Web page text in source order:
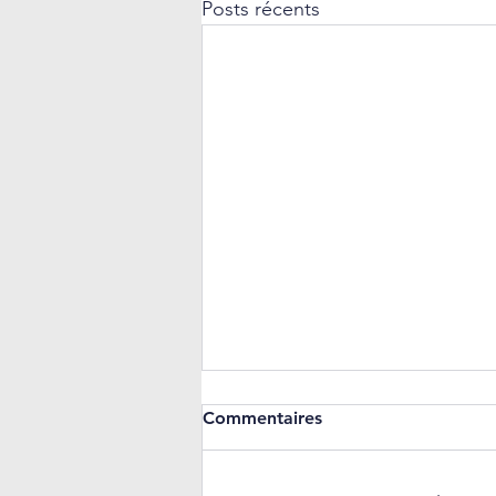
Posts récents
Commentaires